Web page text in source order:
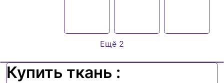
Ещё 2
Купить ткань :